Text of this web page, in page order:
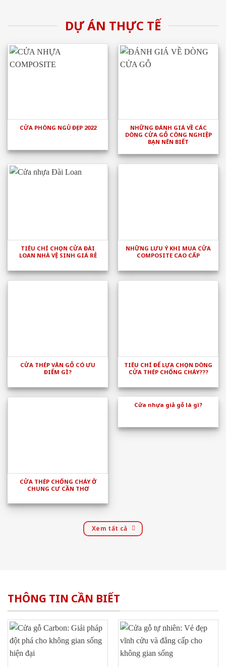
DỰ ÁN THỰC TẾ
CỬA PHÒNG NGỦ ĐẸP 2022
NHỮNG ĐÁNH GIÁ VỀ CÁC
DÒNG CỬA GỖ CÔNG NGHIỆP
BẠN NÊN BIẾT
TIÊU CHÍ CHỌN CỬA ĐÀI
LOAN NHÀ VỆ SINH GIÁ RẺ
NHỮNG LƯU Ý KHI MUA CỬA
COMPOSITE CAO CẤP
CỬA THÉP VÂN GỖ CÓ ƯU
ĐIỂM GÌ?
TIÊU CHÍ ĐỂ LỰA CHỌN DÒNG
CỬA THÉP CHỐNG CHÁY???
CỬA THÉP CHỐNG CHÁY Ở
CHUNG CƯ CẦN THƠ
Cửa nhựa giả gỗ là gì?
Xem tất cả
THÔNG TIN CẦN BIẾT